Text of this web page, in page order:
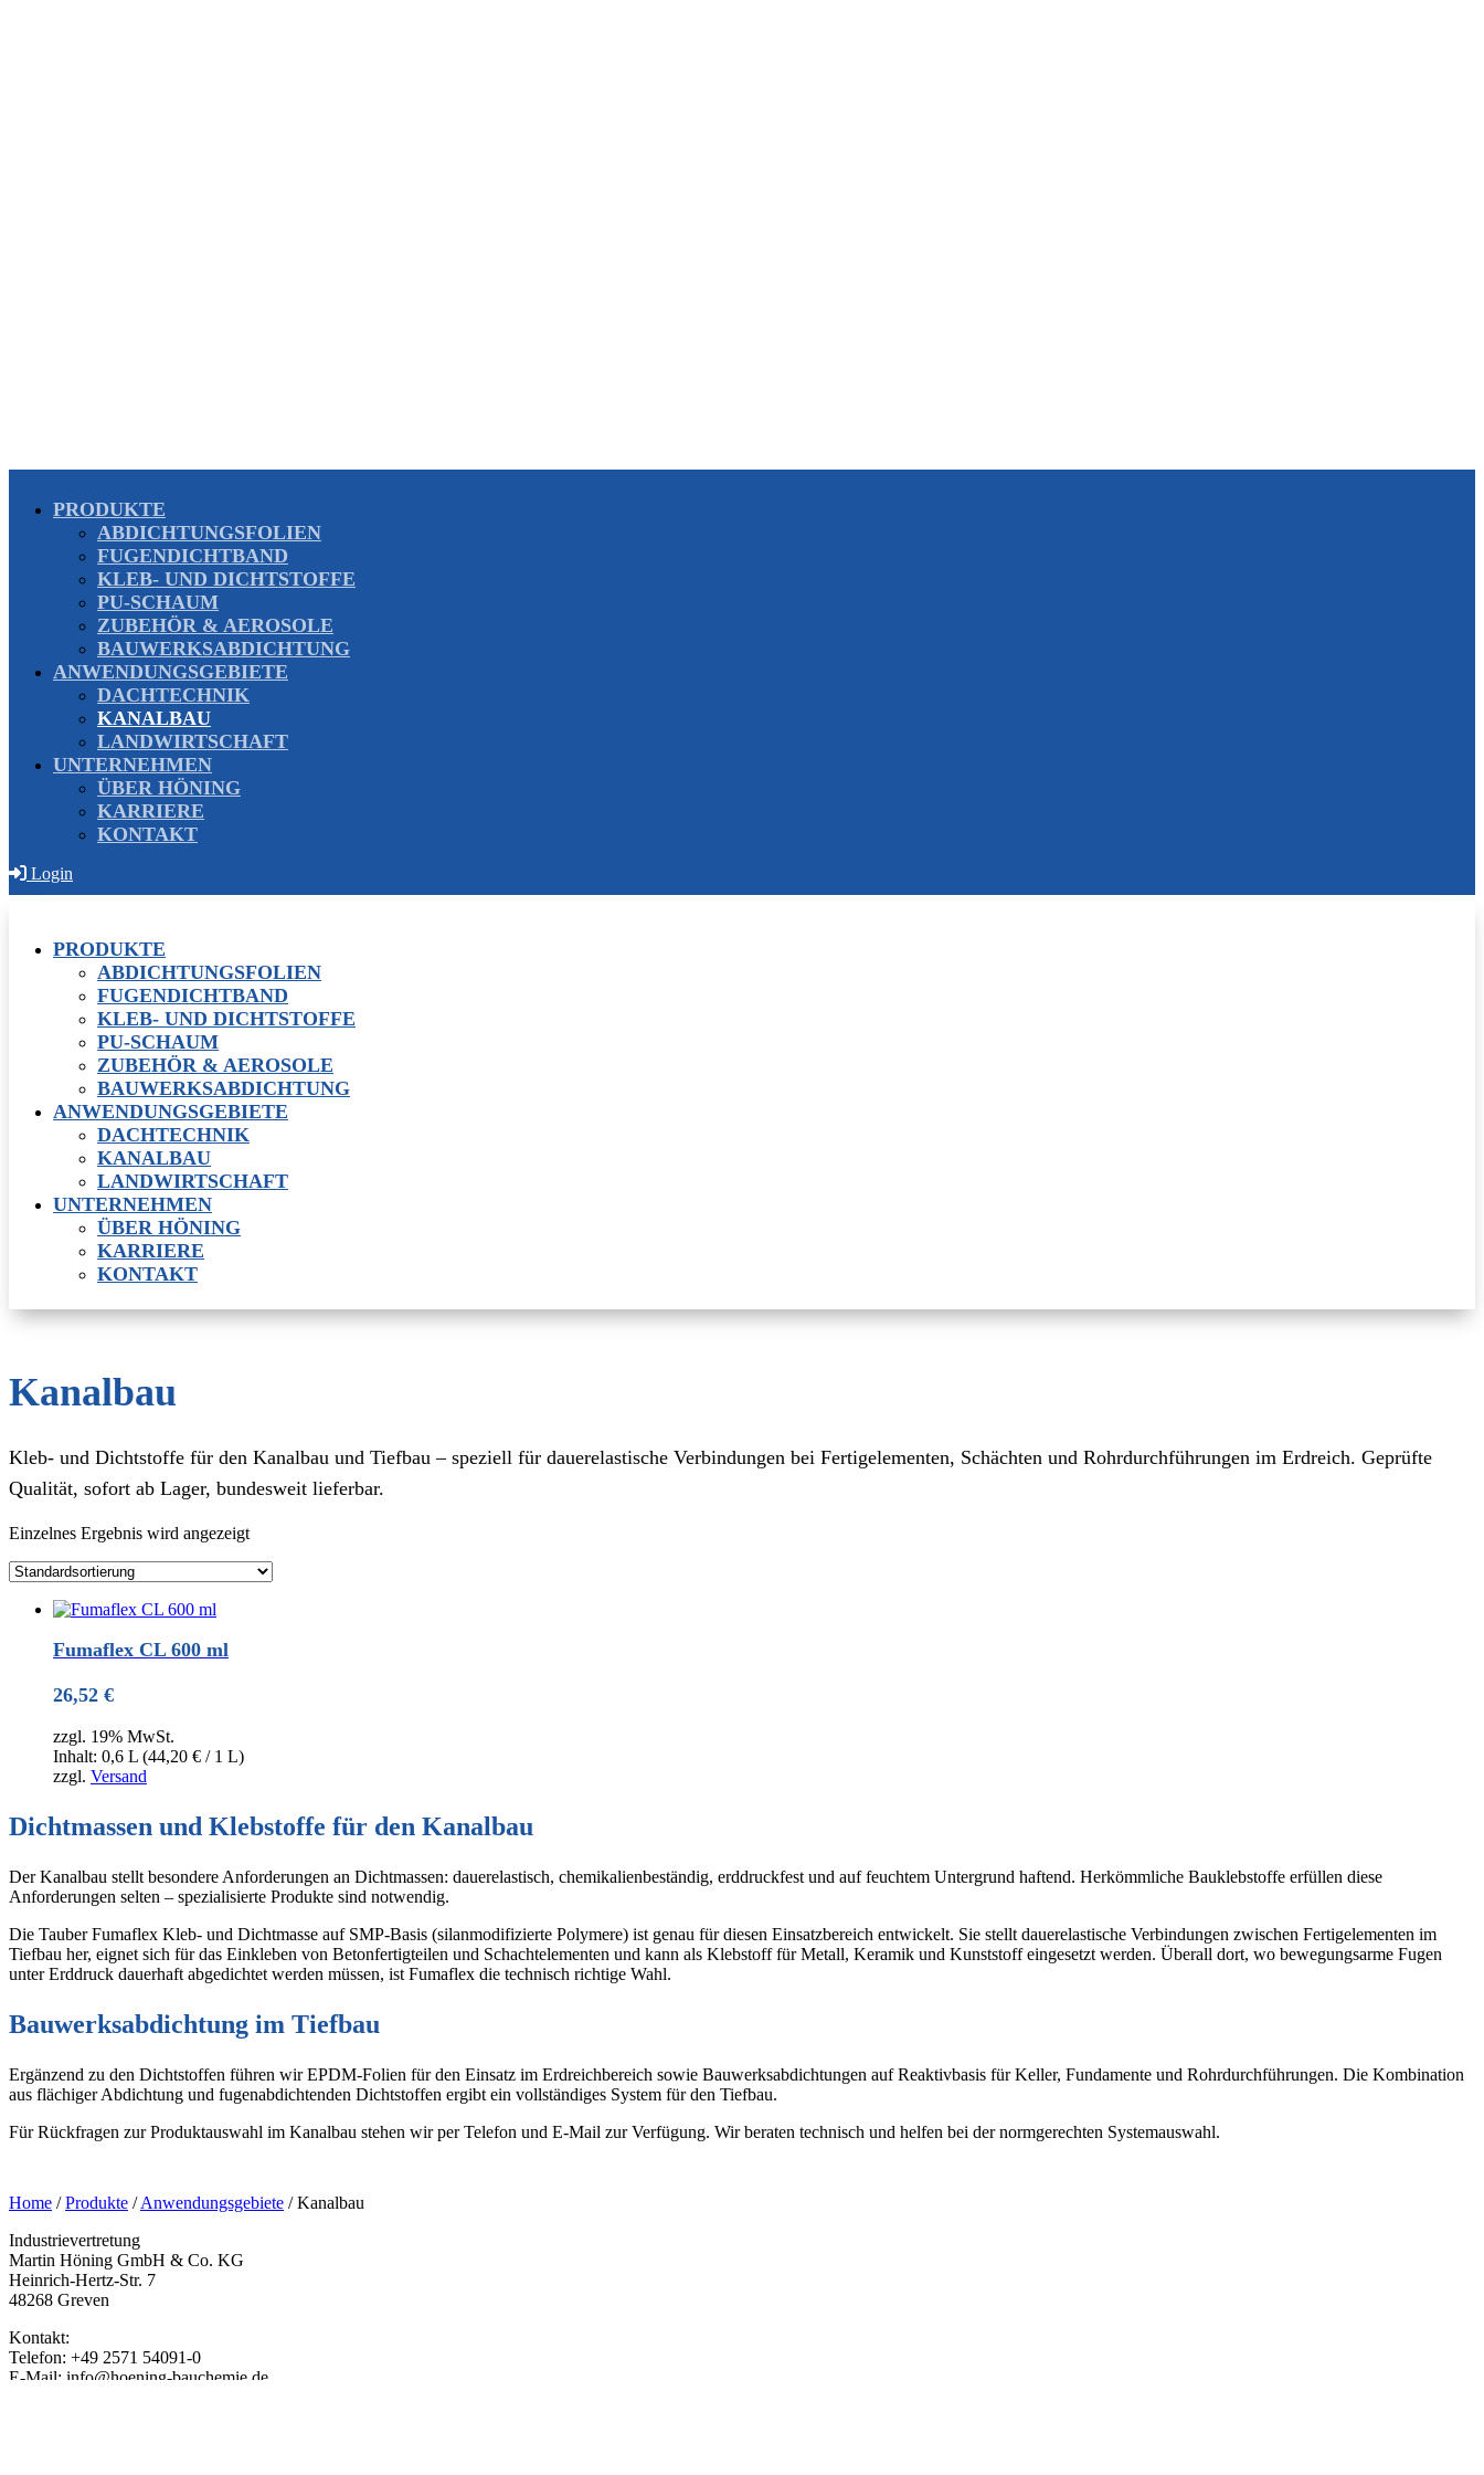
PRODUKTE
ABDICHTUNGSFOLIEN
FUGENDICHTBAND
KLEB- UND DICHTSTOFFE
PU-SCHAUM
ZUBEHÖR & AEROSOLE
BAUWERKSABDICHTUNG
ANWENDUNGSGEBIETE
DACHTECHNIK
KANALBAU
LANDWIRTSCHAFT
UNTERNEHMEN
ÜBER HÖNING
KARRIERE
KONTAKT
Login
PRODUKTE
ABDICHTUNGSFOLIEN
FUGENDICHTBAND
KLEB- UND DICHTSTOFFE
PU-SCHAUM
ZUBEHÖR & AEROSOLE
BAUWERKSABDICHTUNG
ANWENDUNGSGEBIETE
DACHTECHNIK
KANALBAU
LANDWIRTSCHAFT
UNTERNEHMEN
ÜBER HÖNING
KARRIERE
KONTAKT
Kanalbau
Kleb- und Dichtstoffe für den Kanalbau und Tiefbau – speziell für dauerelastische Verbindungen bei Fertigelementen, Schächten und Rohrdurchführungen im Erdreich. Geprüfte
Qualität, sofort ab Lager, bundesweit lieferbar.
Einzelnes Ergebnis wird angezeigt
Fumaflex CL 600 ml
26,52 €
zzgl. 19% MwSt.
Inhalt: 0,6 L (44,20 € / 1 L)
zzgl. Versand
Dichtmassen und Klebstoffe für den Kanalbau
Der Kanalbau stellt besondere Anforderungen an Dichtmassen: dauerelastisch, chemikalienbeständig, erddruckfest und auf feuchtem Untergrund haftend. Herkömmliche Bauklebstoffe erfüllen diese
Anforderungen selten – spezialisierte Produkte sind notwendig.
Die Tauber Fumaflex Kleb- und Dichtmasse auf SMP-Basis (silanmodifizierte Polymere) ist genau für diesen Einsatzbereich entwickelt. Sie stellt dauerelastische Verbindungen zwischen Fertigelementen im
Tiefbau her, eignet sich für das Einkleben von Betonfertigteilen und Schachtelementen und kann als Klebstoff für Metall, Keramik und Kunststoff eingesetzt werden. Überall dort, wo bewegungsarme Fugen
unter Erddruck dauerhaft abgedichtet werden müssen, ist Fumaflex die technisch richtige Wahl.
Bauwerksabdichtung im Tiefbau
Ergänzend zu den Dichtstoffen führen wir EPDM-Folien für den Einsatz im Erdreichbereich sowie Bauwerksabdichtungen auf Reaktivbasis für Keller, Fundamente und Rohrdurchführungen. Die Kombination
aus flächiger Abdichtung und fugenabdichtenden Dichtstoffen ergibt ein vollständiges System für den Tiefbau.
Für Rückfragen zur Produktauswahl im Kanalbau stehen wir per Telefon und E-Mail zur Verfügung. Wir beraten technisch und helfen bei der normgerechten Systemauswahl.
Home /Produkte /Anwendungsgebiete / Kanalbau
Industrievertretung
Martin Höning GmbH & Co. KG
Heinrich-Hertz-Str. 7
48268 Greven
Kontakt:
Telefon: +49 2571 54091-0
E-Mail: info@hoening-bauchemie.de